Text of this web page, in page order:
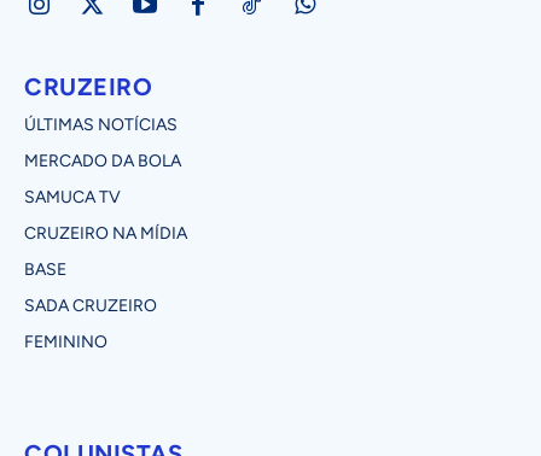
CRUZEIRO
ÚLTIMAS NOTÍCIAS
MERCADO DA BOLA
SAMUCA TV
CRUZEIRO NA MÍDIA
BASE
SADA CRUZEIRO
FEMININO